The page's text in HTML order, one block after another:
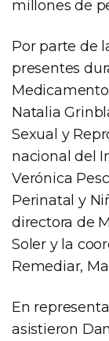
millones de
Por parte de
presentes
Natalia
Sexual y
nacional del
Verónica
Perinatal y
directora de
Soler y la
Remediar,
En
asistieron